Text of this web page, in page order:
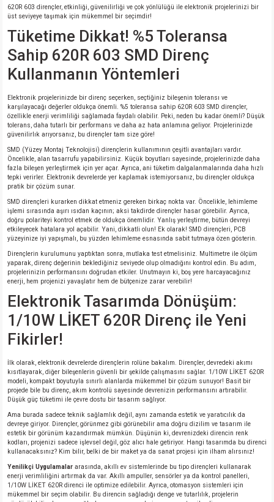
620R 603 dirençler, etkinliği, güvenilirliği ve çok yönlülüğü ile elektronik projelerinizi bir
üst seviyeye taşımak için mükemmel bir seçimdir!
Tüketime Dikkat! %5 Toleransa
Sahip 620R 603 SMD Direnç
Kullanmanın Yöntemleri
Elektronik projelerinizde bir direnç seçerken, seçtiğiniz bileşenin toleransı ve
karşılayacağı değerler oldukça önemli. %5 toleransa sahip 620R 603 SMD dirençler,
özellikle enerji verimliliği sağlamada faydalı olabilir. Peki, neden bu kadar önemli? Düşük
tolerans, daha tutarlı bir performans ve daha az hata anlamına geliyor. Projelerinizde
güvenilirlık arıyorsanız, bu dirençler tam size göre!
SMD (Yüzey Montaj Teknolojisi) dirençlerin kullanımının çeşitli avantajları vardır.
Öncelikle, alan tasarrufu yapabilirsiniz. Küçük boyutları sayesinde, projelerinizde daha
fazla bileşen yerleştirmek için yer açar. Ayrıca, ani tüketim dalgalanmalarında daha hızlı
tepki verirler. Elektronik devrelerde yer kaplamak istemiyorsanız, bu dirençler oldukça
pratik bir çözüm sunar.
SMD dirençleri kurarken dikkat etmeniz gereken birkaç nokta var. Öncelikle, lehimleme
işlemi sırasında aşırı ısıdan kaçının; aksi takdirde dirençler hasar görebilir. Ayrıca,
doğru polariteyi kontrol etmek de oldukça önemlidir. Yanlış yerleştirme, bütün devreyi
etkileyecek hatalara yol açabilir. Yani, dikkatli olun! Ek olarak! SMD dirençleri, PCB
yüzeyinize iyi yapışmalı, bu yüzden lehimleme esnasında sabit tutmaya özen gösterin.
Dirençlerin kurulumunu yaptıktan sonra, mutlaka test etmelisiniz. Multimetre ile ölçüm
yaparak, direnç değerinin beklediğiniz seviyede olup olmadığını kontrol edin. Bu adım,
projelerinizin performansını doğrudan etkiler. Unutmayın ki, boş yere harcayacağınız
enerji, hem projenizi yavaşlatır hem de bütçenize zarar verebilir!
Elektronik Tasarımda Dönüşüm:
1/10W LİKET 620R Direnç ile Yeni
Fikirler!
İlk olarak, elektronik devrelerde dirençlerin rolüne bakalım. Dirençler, devredeki akımı
kısıtlayarak, diğer bileşenlerin güvenli bir şekilde çalışmasını sağlar. 1/10W LİKET 620R
modeli, kompakt boyutuyla sınırlı alanlarda mükemmel bir çözüm sunuyor! Basit bir
projede bile bu direnç, akım kontrolü sayesinde devrenizin performansını artırabilir.
Düşük güç tüketimi ile çevre dostu bir tasarım sağlıyor.
Ama burada sadece teknik sağlamlık değil, aynı zamanda estetik ve yaratıcılık da
devreye giriyor. Dirençler, görünmez gibi görünebilir ama doğru dizilim ve tasarım ile
estetik bir görünüm kazandırmak mümkün. Düşünün ki, devrenizdeki direncin renk
kodları, projenizi sadece işlevsel değil, göz alıcı hale getiriyor. Hangi tasarımda bu direnci
kullanacaksınız? Kim bilir, belki de bir maket ya da sanat projesi için ilham alırsınız!
Yenilikçi Uygulamalar arasında, akıllı ev sistemlerinde bu tipo dirençleri kullanarak
enerji verimliliğini artırmak da var. Akıllı ampuller, sensörler ya da kontrol panelleri,
1/10W LİKET 620R direnci ile optimize edilebilir. Ayrıca, otomasyon sistemleri için
mükemmel bir seçim olabilir. Bu direncin sağladığı denge ve tutarlılık, projelerin